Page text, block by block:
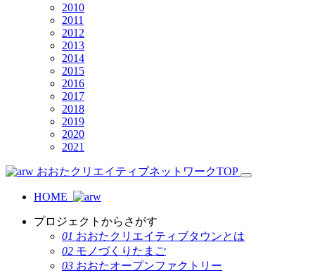
2010
2011
2012
2013
2014
2015
2016
2017
2018
2019
2020
2021
おおたクリエイティブネットワークTOP
HOME
プロジェクトからさがす
01 おおたクリエイティブタウンとは
02 モノづくりたまご
03 おおたオープンファクトリー